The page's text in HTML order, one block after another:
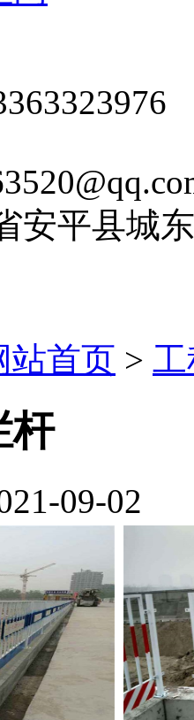
安平县城
站首页 >
杆
09-02